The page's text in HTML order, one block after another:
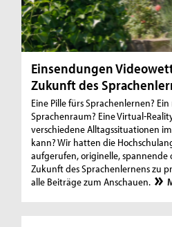
Einsendungen
Zukunft des
Eine Pille fürs Sprachenlernen?
Sprachenraum? Eine Virtual-
verschiedene Alltagssituationen
kann? Wir hatten die
aufgerufen, originelle, spannende
Zukunft des Sprachenlernens zu
alle Beiträge zum Anschauen.